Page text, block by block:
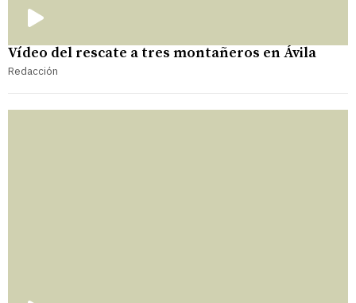
Vídeo del rescate a tres montañeros en Ávila
Redacción